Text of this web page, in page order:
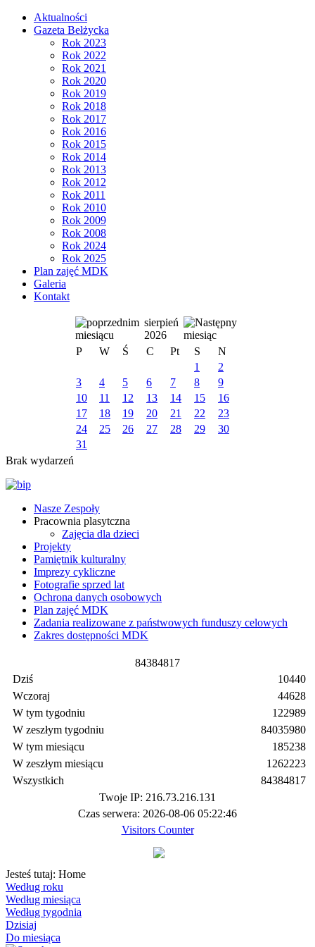
Aktualności
Gazeta Bełżycka
Rok 2023
Rok 2022
Rok 2021
Rok 2020
Rok 2019
Rok 2018
Rok 2017
Rok 2016
Rok 2015
Rok 2014
Rok 2013
Rok 2012
Rok 2011
Rok 2010
Rok 2009
Rok 2008
Rok 2024
Rok 2025
Plan zajęć MDK
Galeria
Kontakt
sierpień
2026
P
W Ś C Pt S
N
1
2
3
4 5 6 7 8
9
10
11 12 13 14 15
16
17
18 19 20 21 22
23
24
25 26 27 28 29
30
31
Brak wydarzeń
Nasze Zespoły
Pracownia plasytczna
Zajęcia dla dzieci
Projekty
Pamiętnik kulturalny
Imprezy cykliczne
Fotografie sprzed lat
Ochrona danych osobowych
Plan zajęć MDK
Zadania realizowane z państwowych funduszy celowych
Zakres dostępności MDK
8438481 7
Dziś
Wczoraj
W tym tygodniu
W zeszłym tygodniu
W tym miesiącu
W zeszłym miesiącu
Wszystkich
10440
44628
122989
84035980
185238
1262223
84384817
Twoje IP: 216.73.216.131
Czas serwera: 2026-08-06 05:22:46
Visitors Counter
Jesteś tutaj: Home
Według roku
Według miesiąca
Według tygodnia
Dzisiaj
Do miesiąca